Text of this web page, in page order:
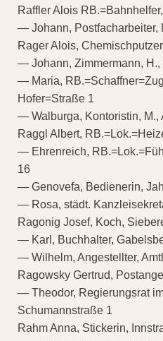
Raffler Alois
— Johann, Postfacharbeiter,
Rager Alois,
— Johann, Zimmermann,
— Maria,
Hofer=Straße 1
— Walburga, Kontoristin, M.,
Raggl Albert,
— Ehrenreich,
16
— Genovefa, Bedienerin,
— Rosa, städt.
Ragonig Josef, Koch,
— Karl, Buchhalter,
— Wilhelm, Angestellter,
Ragowsky Gertrud,
— Theodor, Regierungsrat
Schumannstraße 1
Rahm Anna, Stickerin,